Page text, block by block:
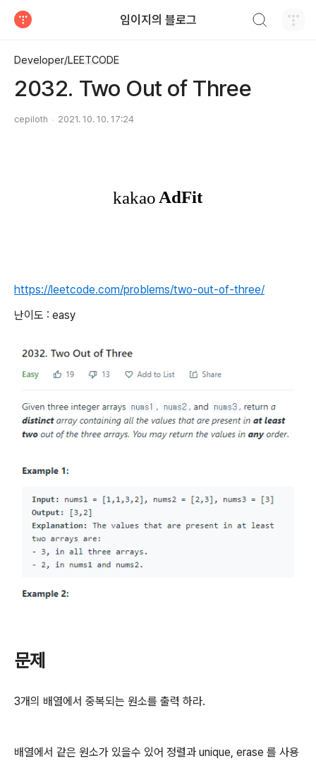
임이지의 블로그
Developer/LEETCODE
2032. Two Out of Three
cepiloth 2021. 10. 10. 17:24
https://leetcode.com/problems/two-out-of-three/
난이도 : easy
문제
3개의 배열에서 중복되는 원소를 출력 하라.
배열에서 같은 원소가 있을수 있어 정렬과 unique, erase 를 사용